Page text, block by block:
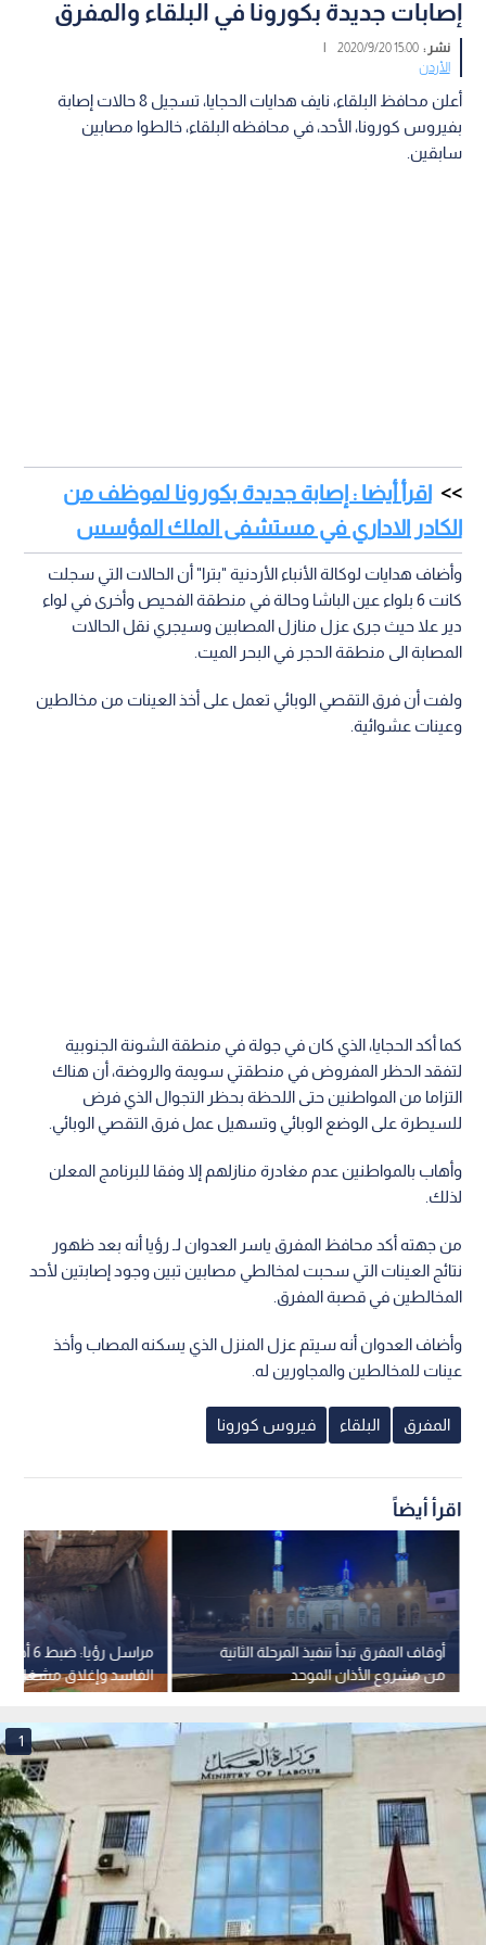
إصابات جديدة بكورونا في البلقاء والمفرق
نشر :15:00 2020/9/20
|
الأردن
أعلن محافظ البلقاء، نايف هدايات الحجايا، تسجيل 8 حالات إصابة
بفيروس كورونا، الأحد، في محافظه البلقاء، خالطوا مصابين
سابقين.
اقرأ أيضا : إصابة جديدة بكورونا لموظف من
الكادر الاداري في مستشفى الملك المؤسس
وأضاف هدايات لوكالة الأنباء الأردنية "بترا" أن الحالات التي سجلت
كانت 6 بلواء عين الباشا وحالة في منطقة الفحيص وأخرى في لواء
دير علا حيث جرى عزل منازل المصابين وسيجري نقل الحالات
المصابة الى منطقة الحجر في البحر الميت.
ولفت أن فرق التقصي الوبائي تعمل على أخذ العينات من مخالطين
وعينات عشوائية.
كما أكد الحجايا، الذي كان في جولة في منطقة الشونة الجنوبية
لتفقد الحظر المفروض في منطقتي سويمة والروضة، أن هناك
التزاما من المواطنين حتى اللحظة بحظر التجوال الذي فرض
للسيطرة على الوضع الوبائي وتسهيل عمل فرق التقصي الوبائي.
وأهاب بالمواطنين عدم مغادرة منازلهم إلا وفقا للبرنامج المعلن
لذلك.
من جهته أكد محافظ المفرق ياسر العدوان لـ رؤيا أنه بعد ظهور
نتائج العينات التي سحبت لمخالطي مصابين تبين وجود إصابتين لأحد
المخالطين في قصبة المفرق.
وأضاف العدوان أنه سيتم عزل المنزل الذي يسكنه المصاب وأخذ
عينات للمخالطين والمجاورين له.
المفرق البلقاء فيروس كورونا
اقرأ أيضاً
مراسل
الفاسد وإغلاق مشغل
بالشمع الأحمر في
أوقاف المفرق تبدأ تنفيذ المرحلة الثانية
من مشروع الأذان الموحد
1